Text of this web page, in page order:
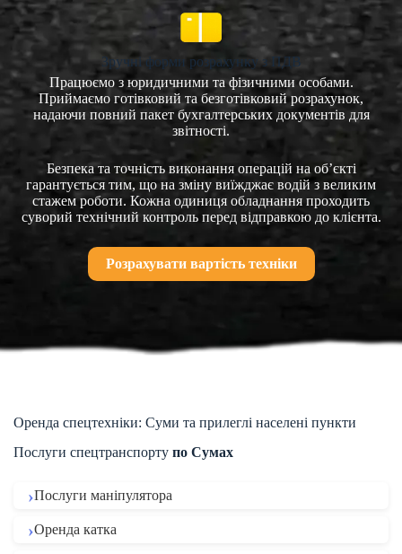
Зручні форми розрахунку з ПДВ
Працюємо з юридичними та фізичними особами.
Приймаємо готівковий та безготівковий розрахунок,
надаючи повний пакет бухгалтерських документів для
звітності.
Безпека та точність виконання операцій на об’єкті
гарантується тим, що на зміну виїжджає водій з великим
стажем роботи. Кожна одиниця обладнання проходить
суворий технічний контроль перед відправкою до клієнта.
Розрахувати вартість техніки
Оренда спецтехніки: Суми та прилеглі населені пункти
Послуги спецтранспорту по Сумах
Послуги маніпулятора
Оренда катка